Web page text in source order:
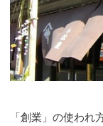
「創業」の使わ